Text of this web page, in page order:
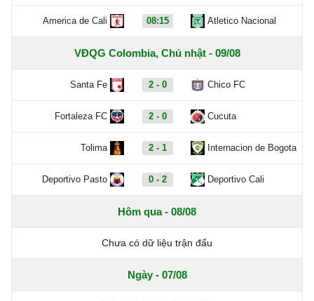
America de Cali 08:15 Atletico Nacional
VĐQG Colombia, Chủ nhật - 09/08
Santa Fe 2 - 0 Chico FC
Fortaleza FC 2 - 0 Cucuta
Tolima 2 - 1 Internacion de Bogota
Deportivo Pasto 0 - 2 Deportivo Cali
Hôm qua - 08/08
Chưa có dữ liệu trận đấu
Ngày - 07/08